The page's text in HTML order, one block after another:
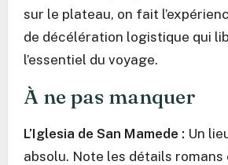
sur le plateau, on fait
de décélération logistique qui
l’essentiel du voyage.
À ne pas manquer
L’Iglesia de San Mamede : Un
absolu. Note les détails romans